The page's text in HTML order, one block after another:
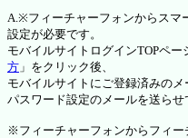
A.※フィーチャーフォンからスマ
設定が必要です。
モバイルサイトログインTOPペー
方 」をクリック後、
モバイルサイトにご登録済みのメ
パスワード設定のメールを送らせ
※フィーチャーフォンからフィ